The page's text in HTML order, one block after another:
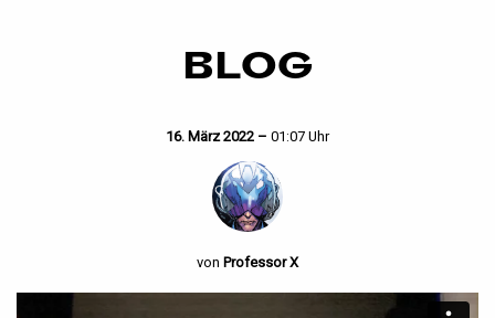
BLOG
16. März 2022 – 01:07 Uhr
von Professor X